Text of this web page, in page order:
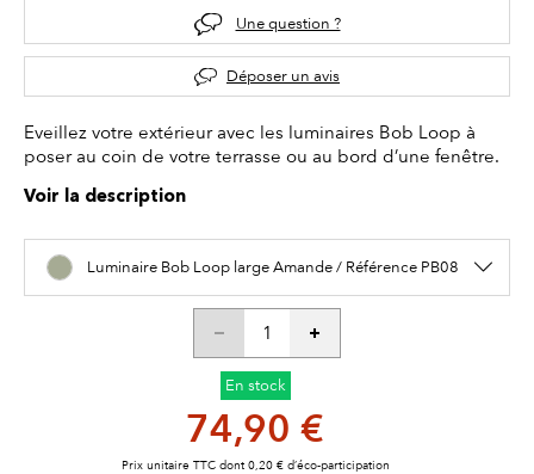
Une question ?
Déposer un avis
Eveillez votre extérieur avec les luminaires Bob Loop à
poser au coin de votre terrasse ou au bord d’une fenêtre.
Voir la description
Luminaire Bob Loop large Amande / Référence PB08
En stock
74,90 €
Prix unitaire TTC dont 0,20 € d’éco-participation